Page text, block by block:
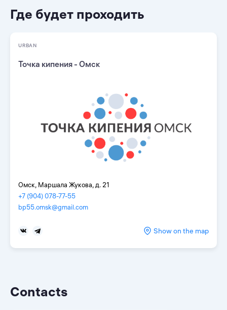
Где будет проходить
URBAN
Точка кипения - Омск
Омск, Маршала Жукова, д. 21
+7 (904) 078-77-55
bp55.omsk@gmail.com
Show on the map
Contacts